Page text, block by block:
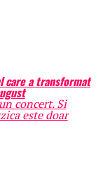
care a transformat
concert. Si
este doar